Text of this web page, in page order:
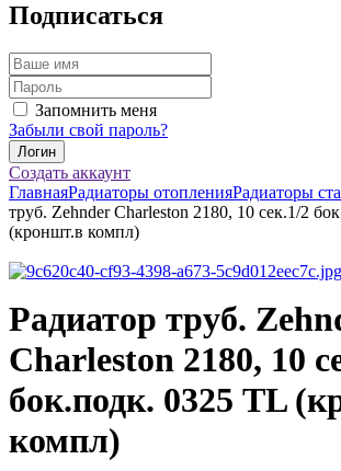
Подписаться
Запомнить меня
Забыли свой пароль?
Создать аккаунт
ГлавнаяРадиаторы отопленияРадиаторы
труб. Zehnder Charleston 2180, 10 сек.1/2
(кроншт.в компл)
Радиатор труб.
Charleston 2180, 10
бок.подк. 0325 TL
компл)